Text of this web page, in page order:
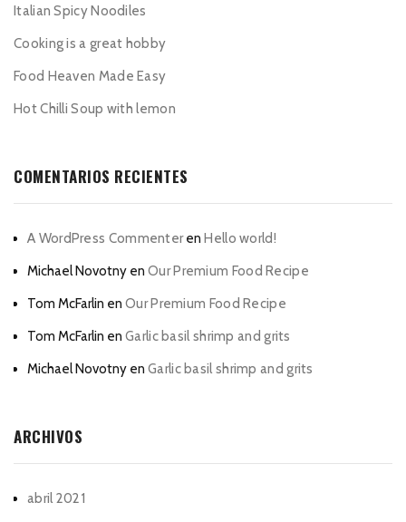
Italian Spicy Noodiles
Cooking is a great hobby
Food Heaven Made Easy
Hot Chilli Soup with lemon
COMENTARIOS RECIENTES
A WordPress CommenterenHello world!
Michael Novotny en Our Premium Food Recipe
Tom McFarlin en Our Premium Food Recipe
Tom McFarlin en Garlic basil shrimp and grits
Michael Novotny en Garlic basil shrimp and grits
ARCHIVOS
abril 2021